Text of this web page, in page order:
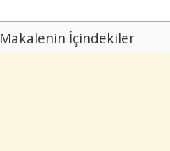
Makalenin İçindekiler